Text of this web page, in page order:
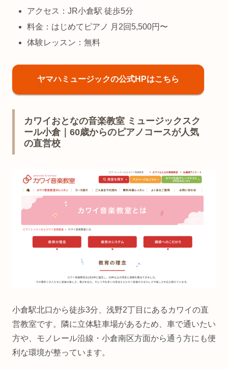
アクセス：JR小倉駅 徒歩5分
料金：はじめてピアノ 月2回5,500円〜
体験レッスン：無料
ヤマハミュージックの公式HPはこちら
カワイおとなの音楽教室 ミュージックスク
ール小倉｜60歳からのピアノコースが人気
の直営校
小倉駅北口から徒歩3分、浅野2丁目にあるカワイの直
営教室です。隣に立体駐車場があるため、車で通いたい
方や、モノレール沿線・小倉南区方面から通う方にも便
利な環境が整っています。